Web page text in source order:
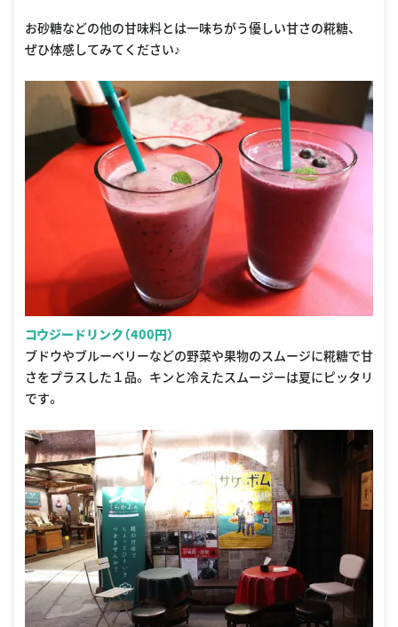
お砂糖などの他の甘味料とは一味ちがう優しい甘さの糀糖、
ぜひ体感してみてください♪
コウジードリンク（400円）
ブドウやブルーベリーなどの野菜や果物のスムージに糀糖で甘
さをプラスした１品。 キンと冷えたスムージーは夏にピッタリ
です。